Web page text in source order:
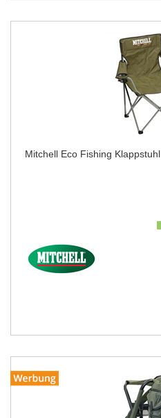
Mitchell Eco Fishing Klappstuhl